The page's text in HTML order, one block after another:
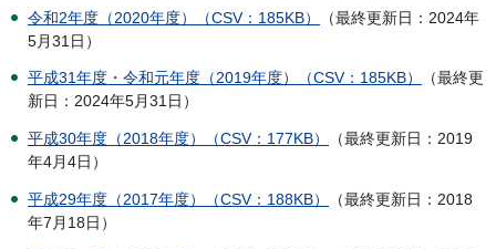
令和2年度（2020年度）（CSV：185KB）
（最終更新日：2024年
5月31日）
平成31年度・令和元年度（2019年度）（CSV：185KB）
（最終更
新日：2024年5月31日）
平成30年度（2018年度）（CSV：177KB）
（最終更新日：2019
年4月4日）
平成29年度（2017年度）（CSV：188KB）
（最終更新日：2018
年7月18日）